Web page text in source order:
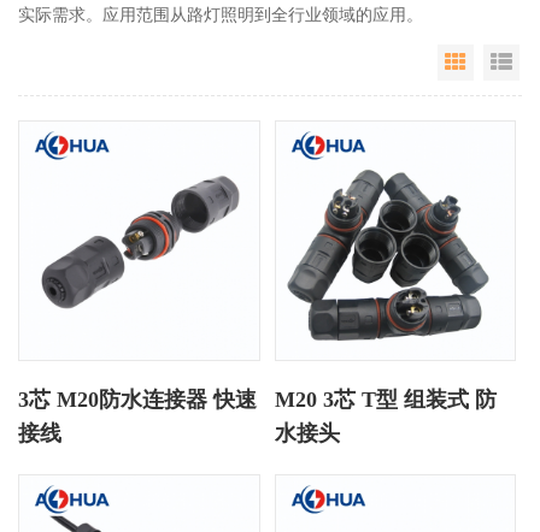
实际需求。应用范围从路灯照明到全行业领域的应用。
Grid
3芯 M20防水连接器 快速
接线
M20 3芯 T型 组装式 防
水接头